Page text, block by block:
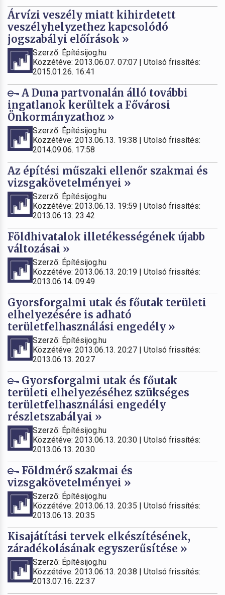
Árvízi veszély miatt kihirdetett
veszélyhelyzethez kapcsolódó
jogszabályi előírások »
Szerző: Építésijog.hu
Közzétéve: 2013.06.07. 07:07 | Utolsó frissítés:
2015.01.26. 16:41
A Duna partvonalán álló további
ingatlanok kerültek a Fővárosi
Önkormányzathoz »
Szerző: Építésijog.hu
Közzétéve: 2013.06.13. 19:38 | Utolsó frissítés:
2014.09.06. 17:58
Az építési műszaki ellenőr szakmai és
vizsgakövetelményei »
Szerző: Építésijog.hu
Közzétéve: 2013.06.13. 19:59 | Utolsó frissítés:
2013.06.13. 23:42
Földhivatalok illetékességének újabb
változásai »
Szerző: Építésijog.hu
Közzétéve: 2013.06.13. 20:19 | Utolsó frissítés:
2013.06.14. 09:49
Gyorsforgalmi utak és főutak területi
elhelyezésére is adható
területfelhasználási engedély »
Szerző: Építésijog.hu
Közzétéve: 2013.06.13. 20:27 | Utolsó frissítés:
2013.06.13. 20:27
Gyorsforgalmi utak és főutak
területi elhelyezéséhez szükséges
területfelhasználási engedély
részletszabályai »
Szerző: Építésijog.hu
Közzétéve: 2013.06.13. 20:30 | Utolsó frissítés:
2013.06.13. 20:30
Földmérő szakmai és
vizsgakövetelményei »
Szerző: Építésijog.hu
Közzétéve: 2013.06.13. 20:35 | Utolsó frissítés:
2013.06.13. 20:35
Kisajátítási tervek elkészítésének,
záradékolásának egyszerűsítése »
Szerző: Építésijog.hu
Közzétéve: 2013.06.13. 20:38 | Utolsó frissítés:
2013.07.16. 22:37